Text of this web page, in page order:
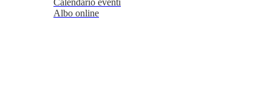
Calendario eventi
Albo online